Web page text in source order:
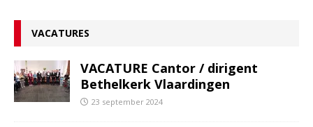
VACATURES
VACATURE Cantor / dirigent
Bethelkerk Vlaardingen
23 september 2024